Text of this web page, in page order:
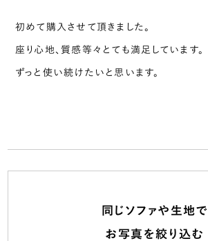
初めて購入させて頂きました。
座り心地、質感等々とても満足しています。
ずっと使い続けたいと思います。
同じソファや生地で
お写真を絞り込む